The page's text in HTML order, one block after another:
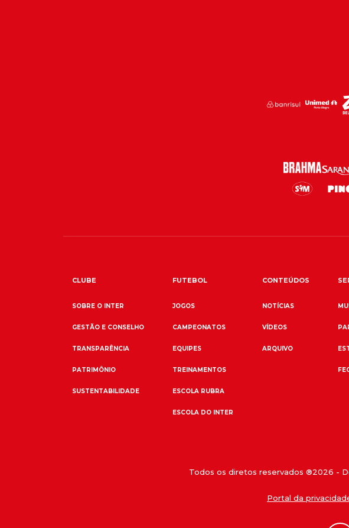
CLUBE
SOBRE O INTER
GESTÃO E CONSELHO
TRANSPARÊNCIA
PATRIMÔNIO
SUSTENTABILIDADE
FUTEBOL
JOGOS
CAMPEONATOS
EQUIPES
TREINAMENTOS
ESCOLA RUBRA
ESCOLA DO INTER
CONTEÚDOS
NOTÍCIAS
VÍDEOS
ARQUIVO
Todos os diretos reservados ®2026 -
Portal da